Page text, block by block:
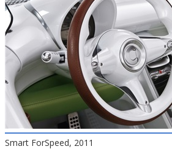
Smart ForSpeed, 2011